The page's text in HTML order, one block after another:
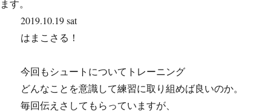
2019.10.19 sat
はまこさる！
今回もシュートについてトレーニング
どんなことを意識して練習に取り組めば良いのか。
毎回伝えさしてもらっていますが、